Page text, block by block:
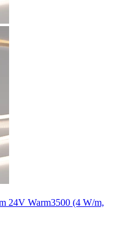
24V Warm3500 (4 W/m,